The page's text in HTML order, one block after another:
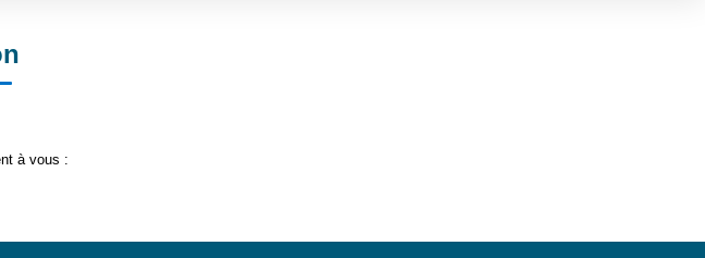
à vous :